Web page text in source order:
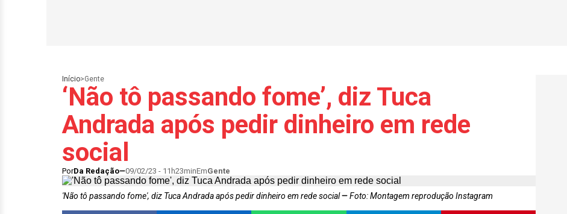
Início>Gente
‘Não tô passando fome’, diz Tuca
Andrada após pedir dinheiro em rede
social
PorDa Redação 09/02/23 - 11h23minEmGente
'Não tô passando fome', diz Tuca Andrada após pedir dinheiro em rede social Foto: Montagem reprodução Instagram